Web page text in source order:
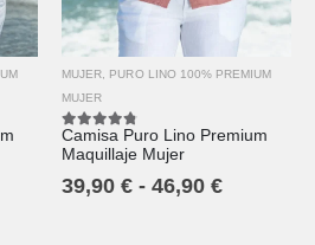
MUJER
PURO LINO 100% PREMIUM
MUJER
4.67out of 5
Camisa Puro Lino Premium
Maquillaje Mujer
39,90 € - 46,90 €